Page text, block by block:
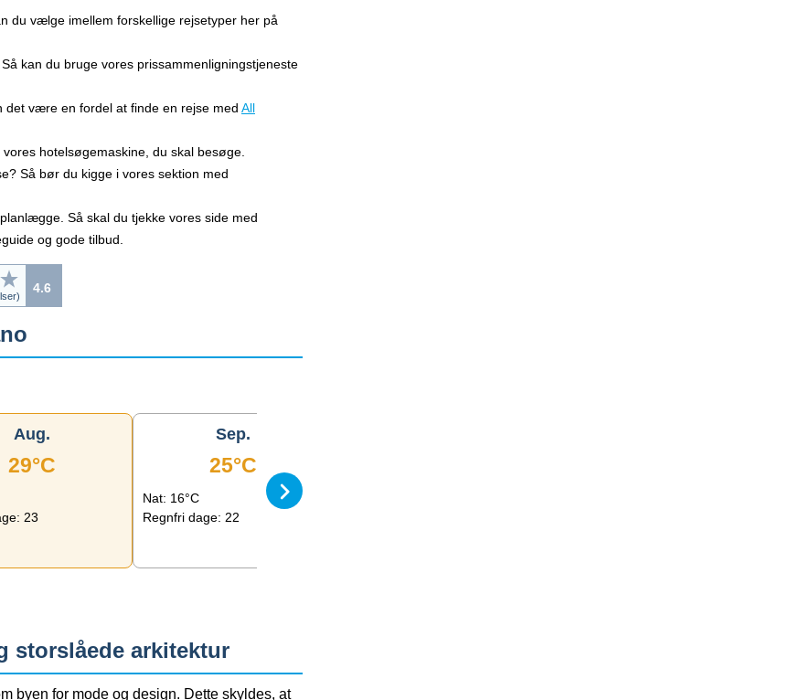
du vælge imellem forskellige rejsetyper her på
kan du bruge vores prissammenligningstjeneste
det være en fordel at finde en rejse med All
hotelsøgemaskine, du skal besøge.
Så bør du kigge i vores sektion med
Så skal du tjekke vores side med
og gode tilbud.
4.6
Aug.
29°C
23
Sep.
25°C
Nat: 16°C
Regnfri dage: 22
storslåede arkitektur
byen for mode og design. Dette skyldes, at